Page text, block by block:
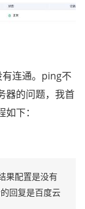
连通。ping不
器的问题，我首
下：
果配置是没有
回复是百度云